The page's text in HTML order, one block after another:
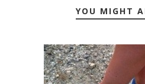
YOU MIGHT